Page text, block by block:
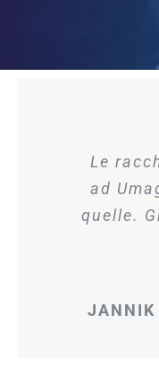
Le
ad
quelle.
JANNIK